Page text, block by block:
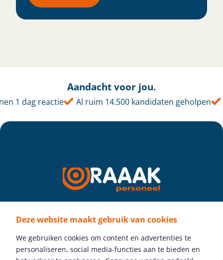
Deze website maakt gebruik van cookies
We gebruiken cookies om content en advertenties te
personaliseren, social media-functies aan te bieden en
Aandacht voor jou.
1 dag reactie Al ruim 14.500 kandidaten geholpen
Volg ons